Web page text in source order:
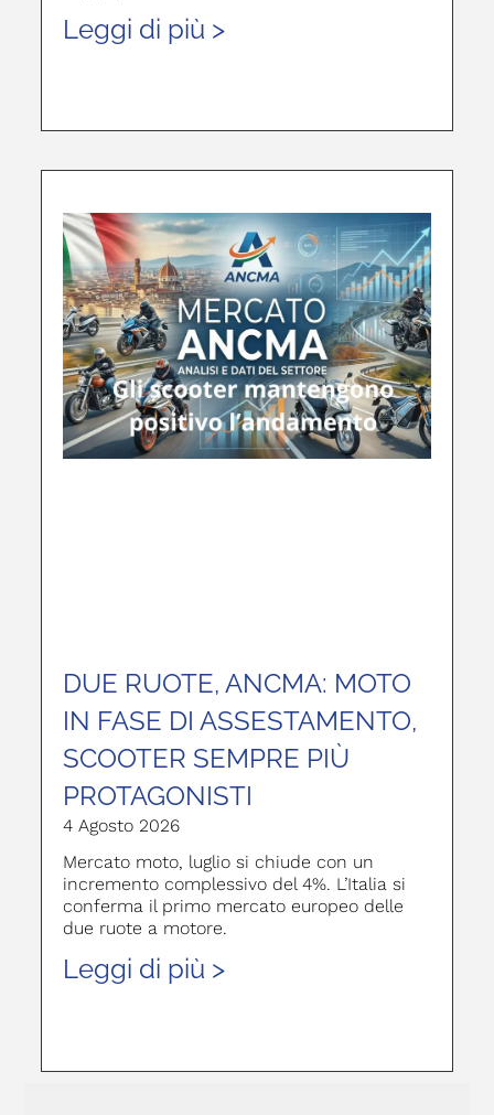
Leggi di più >
DUE RUOTE, ANCMA: MOTO
IN FASE DI ASSESTAMENTO,
SCOOTER SEMPRE PIÙ
PROTAGONISTI
4 Agosto 2026
Mercato moto, luglio si chiude con un
incremento complessivo del 4%. L’Italia si
conferma il primo mercato europeo delle
due ruote a motore.
Leggi di più >